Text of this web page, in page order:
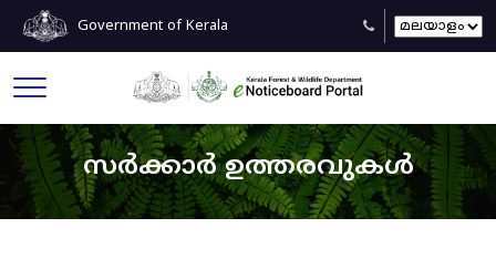
Government of Kerala
സർക്കാർ ഉത്തരവുകൾ